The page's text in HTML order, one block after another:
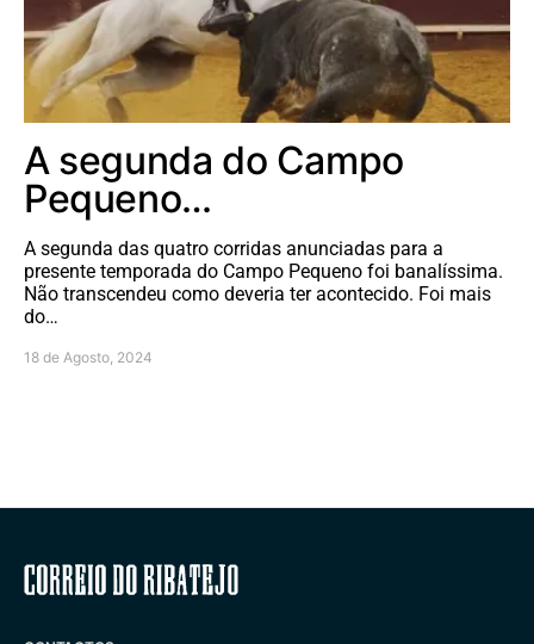
A segunda do Campo
Pequeno…
A segunda das quatro corridas anunciadas para a
presente temporada do Campo Pequeno foi banalíssima.
Não transcendeu como deveria ter acontecido. Foi mais
do…
18 de Agosto, 2024
Correio do Ribatejo